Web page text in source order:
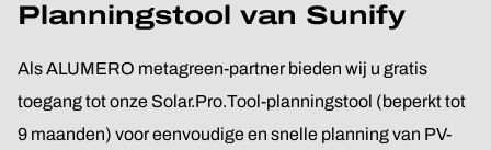
Planningstool van Sunify
Als ALUMERO metagreen-partner bieden wij u gratis
toegang tot onze Solar.Pro.Tool-planningstool (beperkt tot
9 maanden) voor eenvoudige en snelle planning van PV-